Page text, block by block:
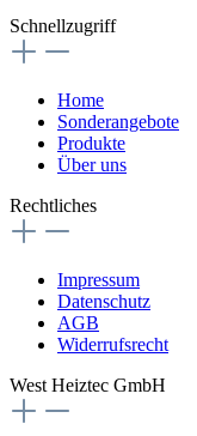
Schnellzugriff
Home
Sonderangebote
Produkte
Über uns
Rechtliches
Impressum
Datenschutz
AGB
Widerrufsrecht
West Heiztec GmbH